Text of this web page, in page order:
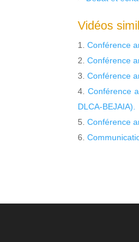
Vidéos
Conférence
Conférence
Conférence
Conférence
DLCA-BEJAIA).
Conférence